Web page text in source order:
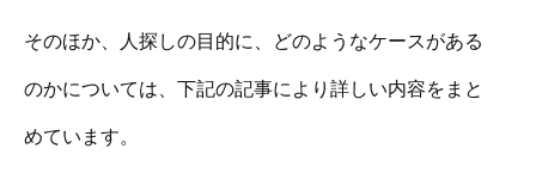
そのほか、人探しの目的に、どのようなケースがある
のかについては、下記の記事により詳しい内容をまと
めています。